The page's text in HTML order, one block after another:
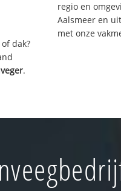
dak?
.
regio en
Aalsmeer en
met onze